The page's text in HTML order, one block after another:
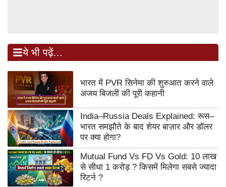
ये भी पढ़ें...
भारत में PVR सिनेमा की शुरुआत करने वाले
अजय बिजली की पूरी कहानी
India–Russia Deals Explained: रूस–
भारत समझौते के बाद शेयर बाज़ार और डॉलर
पर क्या होगा?
Mutual Fund Vs FD Vs Gold: 10 लाख
से सीधा 1 करोड़ ? किसमें मिलेगा सबसे ज्यादा
रिटर्न ?